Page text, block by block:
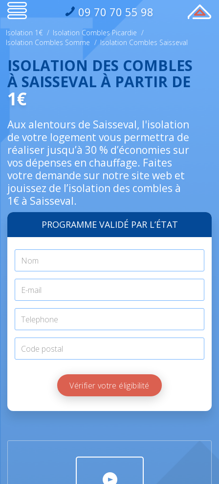
09 70 70 55 98
Isolation 1€ / Isolation Combles Picardie /
Isolation Combles Somme / Isolation Combles Saisseval
ISOLATION DES COMBLES
À SAISSEVAL À PARTIR DE
1€
Aux alentours de Saisseval, l'isolation
de votre logement vous permettra de
réaliser jusqu’à 30 % d’économies sur
vos dépenses en chauffage. Faites
votre demande sur notre site web et
jouissez de l’isolation des combles à
1€ à Saisseval.
PROGRAMME VALIDÉ PAR L’ÉTAT
Vérifier votre éligibilité